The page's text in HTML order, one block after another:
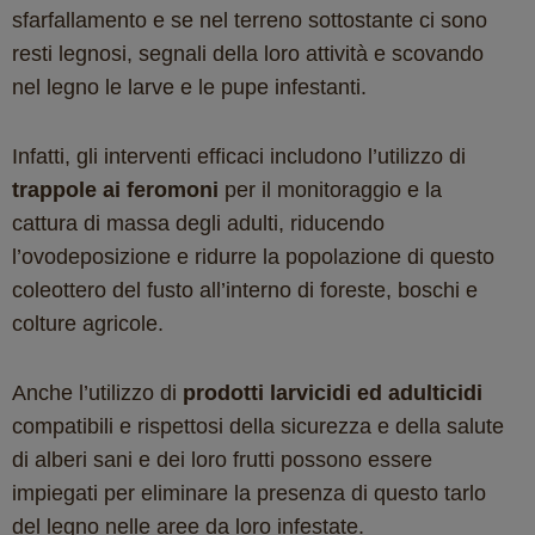
sfarfallamento e se nel terreno sottostante ci sono
resti legnosi, segnali della loro attività e scovando
nel legno le larve e le pupe infestanti.
Infatti, gli interventi efficaci includono l’utilizzo di
trappole ai feromoni per il monitoraggio e la
cattura di massa degli adulti, riducendo
l’ovodeposizione e ridurre la popolazione di questo
coleottero del fusto all’interno di foreste, boschi e
colture agricole.
Anche l’utilizzo di prodotti larvicidi ed adulticidi
compatibili e rispettosi della sicurezza e della salute
di alberi sani e dei loro frutti possono essere
impiegati per eliminare la presenza di questo tarlo
del legno nelle aree da loro infestate.